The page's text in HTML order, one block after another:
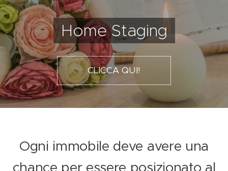
Home Staging
CLICCA QUI!
Ogni immobile deve avere una
chance per essere posizionato al